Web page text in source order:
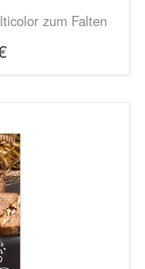
zum Falten